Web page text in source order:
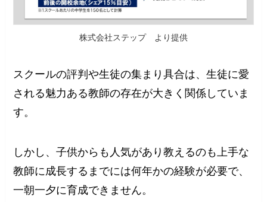
株式会社ステップ より提供
スクールの評判や生徒の集まり具合は、生徒に愛
される魅力ある教師の存在が大きく関係していま
す。
しかし、子供からも人気があり教えるのも上手な
教師に成長するまでには何年かの経験が必要で、
一朝一夕に育成できません。